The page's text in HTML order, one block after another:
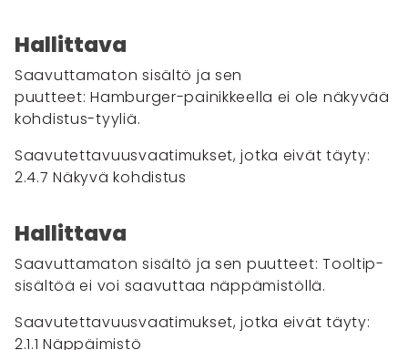
Hallittava
Saavuttamaton sisältö ja sen
puutteet: Hamburger-painikkeella ei ole näkyvää
kohdistus-tyyliä.
Saavutettavuusvaatimukset, jotka eivät täyty:
2.4.7 Näkyvä kohdistus
Hallittava
Saavuttamaton sisältö ja sen puutteet: Tooltip-
sisältöä ei voi saavuttaa näppämistöllä.
Saavutettavuusvaatimukset, jotka eivät täyty:
2.1.1 Näppäimistö